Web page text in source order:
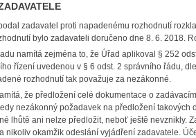
zadavatel proti napadenému rozhodnutí
bylo zadavateli doručeno dne 8. 6. 2018.
zejména to, že Úřad aplikoval § 252
řízení uvedenou v § 6 odst. 2 správního řádu,
rozhodnutí tak považuje za nezákonné.
že předložení celé dokumentace o
nezákonný požadavek na předložení
lhůtě ani nelze předložit, neboť ještě nevznikly.
nikoliv okamžik odeslání vyjádření zadavatele.